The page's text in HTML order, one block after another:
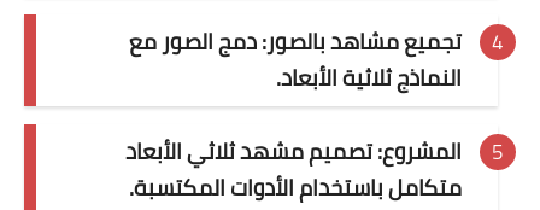
تجميع مشاهد بالصور: دمج الصور مع
النماذج ثلاثية الأبعاد.
المشروع: تصميم مشهد ثلاثي الأبعاد
متكامل باستخدام الأدوات المكتسبة.